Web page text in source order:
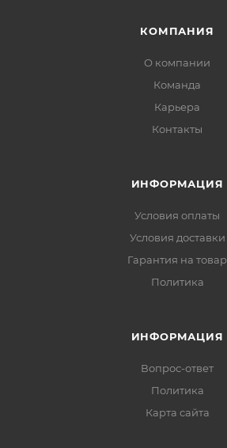
КОМПАНИЯ
О компании
Команда
Карьера
Контакты
ИНФОРМАЦИЯ
Условия оплаты
Условия доставки
Гарантия на товар
Политика
ИНФОРМАЦИЯ
Вопрос-ответ
Политика
Карта сайта